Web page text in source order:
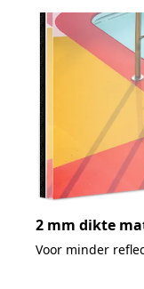
2 mm dikte
Voor minder